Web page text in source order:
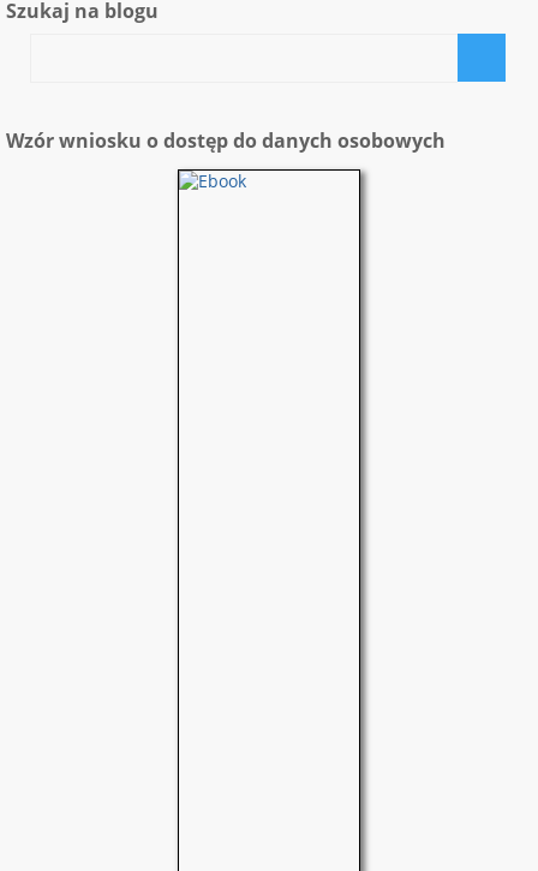
Szukaj na blogu
Wzór wniosku o dostęp do danych osobowych